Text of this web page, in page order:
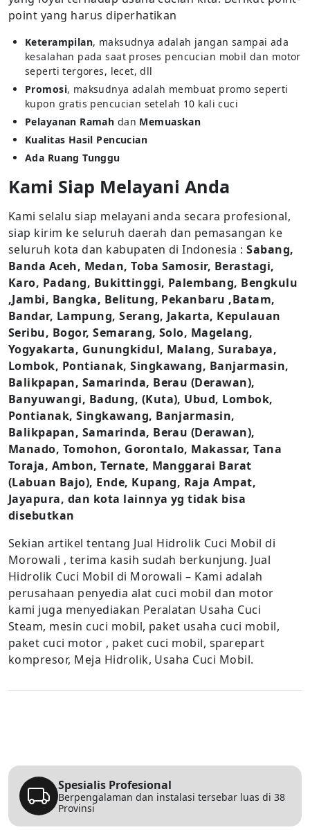
point yang harus diperhatikan
Keterampilan, maksudnya adalah jangan sampai ada
kesalahan pada saat proses pencucian mobil dan motor
seperti tergores, lecet, dll
Promosi, maksudnya adalah membuat promo seperti
kupon gratis pencucian setelah 10 kali cuci
Pelayanan Ramah dan Memuaskan
Kualitas Hasil Pencucian
Ada Ruang Tunggu
Kami Siap Melayani Anda
Kami selalu siap melayani anda secara profesional,
siap kirim ke seluruh daerah dan pemasangan ke
seluruh kota dan kabupaten di Indonesia :Sabang,
Banda Aceh, Medan, Toba Samosir, Berastagi,
Karo, Padang, Bukittinggi, Palembang, Bengkulu
,Jambi, Bangka, Belitung, Pekanbaru ,Batam,
Bandar, Lampung, Serang, Jakarta, Kepulauan
Seribu, Bogor, Semarang, Solo, Magelang,
Yogyakarta, Gunungkidul, Malang, Surabaya,
Lombok, Pontianak, Singkawang, Banjarmasin,
Balikpapan, Samarinda, Berau (Derawan),
Banyuwangi, Badung, (Kuta), Ubud, Lombok,
Pontianak, Singkawang, Banjarmasin,
Balikpapan, Samarinda, Berau (Derawan),
Manado, Tomohon, Gorontalo, Makassar, Tana
Toraja, Ambon, Ternate, Manggarai Barat
(Labuan Bajo), Ende, Kupang, Raja Ampat,
Jayapura, dan kota lainnya yg tidak bisa
disebutkan
Sekian artikel tentang Jual Hidrolik Cuci Mobil di
Morowali , terima kasih sudah berkunjung. Jual
Hidrolik Cuci Mobil di Morowali – Kami adalah
perusahaan penyedia alat cuci mobil dan motor
kami juga menyediakan Peralatan Usaha Cuci
Steam, mesin cuci mobil, paket usaha cuci mobil,
paket cuci motor , paket cuci mobil, sparepart
kompresor, Meja Hidrolik, Usaha Cuci Mobil.
Spesialis Profesional
Berpengalaman dan instalasi tersebar luas di 38
Provinsi